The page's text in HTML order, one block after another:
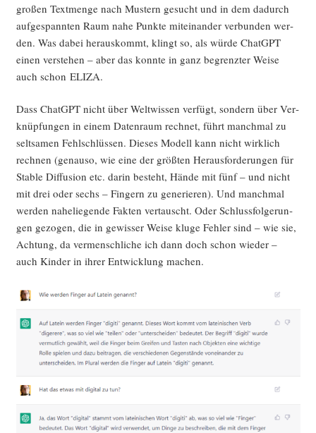
gro­ßen Text­men­ge nach Mus­tern gesucht und in dem dadurch
auf­ge­spann­ten Raum nahe Punk­te mit­ein­an­der ver­bun­den wer­
den. Was dabei her­aus­kommt, klingt so, als wür­de ChatGPT
einen ver­ste­hen – aber das konn­te in ganz begrenz­ter Wei­se
auch schon ELIZA.
Dass ChatGPT nicht über Welt­wis­sen ver­fügt, son­dern über Ver­
knüp­fun­gen in einem Daten­raum rech­net, führt manch­mal zu
selt­sa­men Fehl­schlüs­sen. Die­ses Modell kann nicht wirk­lich
rech­nen (genau­so, wie eine der größ­ten Her­aus­for­de­run­gen für
Sta­ble Dif­fu­si­on etc. dar­in besteht, Hän­de mit fünf – und nicht
mit drei oder sechs – Fin­gern zu gene­rie­ren). Und manch­mal
wer­den nahe­lie­gen­de Fak­ten ver­tauscht. Oder Schluss­fol­ge­run­
gen gezo­gen, die in gewis­ser Wei­se klu­ge Feh­ler sind – wie sie,
Ach­tung, da ver­mensch­li­che ich dann doch schon wie­der –
auch Kin­der in ihrer Ent­wick­lung machen.